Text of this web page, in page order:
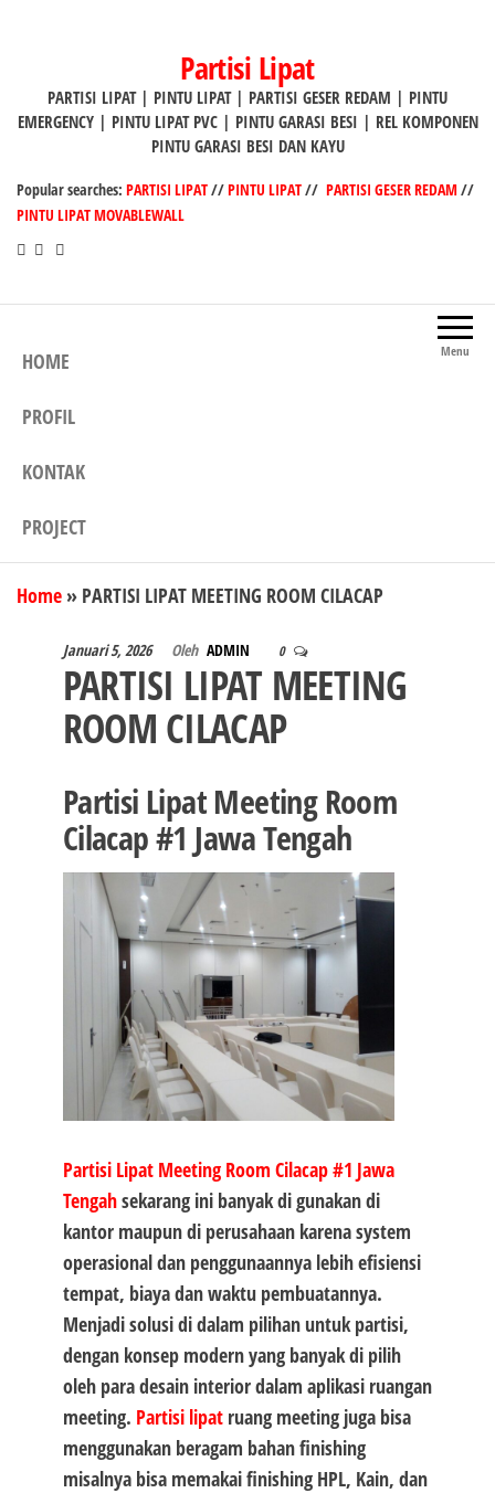
Partisi Lipat
PARTISI LIPAT | PINTU LIPAT | PARTISI GESER REDAM | PINTU
EMERGENCY | PINTU LIPAT PVC | PINTU GARASI BESI | REL KOMPONEN
PINTU GARASI BESI DAN KAYU
Popular searches: PARTISI LIPAT//PINTU LIPAT// PARTISI GESER REDAM//
PINTU LIPAT MOVABLEWALL
Menu
HOME
PROFIL
KONTAK
PROJECT
Home » PARTISI LIPAT MEETING ROOM CILACAP
Januari 5, 2026 Oleh ADMIN 0
PARTISI LIPAT MEETING
ROOM CILACAP
Partisi Lipat Meeting Room
Cilacap #1 Jawa Tengah
Partisi Lipat Meeting Room Cilacap #1 Jawa
Tengahsekarang ini banyak di gunakan di
kantor maupun di perusahaan karena system
operasional dan penggunaannya lebih efisiensi
tempat, biaya dan waktu pembuatannya.
Menjadi solusi di dalam pilihan untuk partisi,
dengan konsep modern yang banyak di pilih
oleh para desain interior dalam aplikasi ruangan
meeting. Partisi lipatruang meeting juga bisa
menggunakan beragam bahan finishing
misalnya bisa memakai finishing HPL, Kain, dan